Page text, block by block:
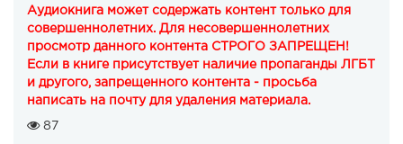
Аудиокнига может содержать контент только для
совершеннолетних. Для несовершеннолетних
просмотр данного контента СТРОГО ЗАПРЕЩЕН!
Если в книге присутствует наличие пропаганды ЛГБТ
и другого, запрещенного контента - просьба
написать на почту для удаления материала.
87